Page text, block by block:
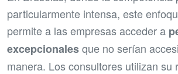
particularmente intensa, este
permite a las empresas acceder a
excepcionalesque no serían
manera. Los consultores utilizan su